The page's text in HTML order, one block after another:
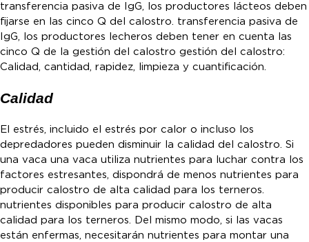
transferencia pasiva de IgG, los productores lácteos deben
fijarse en las cinco Q del calostro. transferencia pasiva de
IgG, los productores lecheros deben tener en cuenta las
cinco Q de la gestión del calostro gestión del calostro:
Calidad, cantidad, rapidez, limpieza y cuantificación.
Calidad
El estrés, incluido el estrés por calor o incluso los
depredadores pueden disminuir la calidad del calostro. Si
una vaca una vaca utiliza nutrientes para luchar contra los
factores estresantes, dispondrá de menos nutrientes para
producir calostro de alta calidad para los terneros.
nutrientes disponibles para producir calostro de alta
calidad para los terneros. Del mismo modo, si las vacas
están enfermas, necesitarán nutrientes para montar una